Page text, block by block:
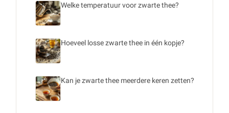
Welke temperatuur voor zwarte thee?
Hoeveel losse zwarte thee in één kopje?
Kan je zwarte thee meerdere keren zetten?